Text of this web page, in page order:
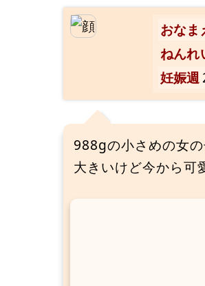
おなま
ねんれ
妊娠週
988gの小さめの女
大きいけど今から可